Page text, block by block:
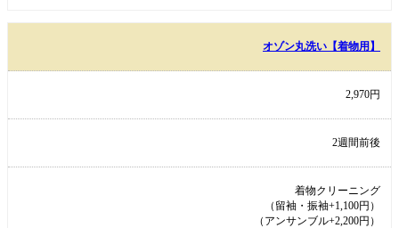
オゾン丸洗い【着物用】
2,970円
2週間前後
着物クリーニング
（留袖・振袖+1,100円）
（アンサンブル+2,200円）